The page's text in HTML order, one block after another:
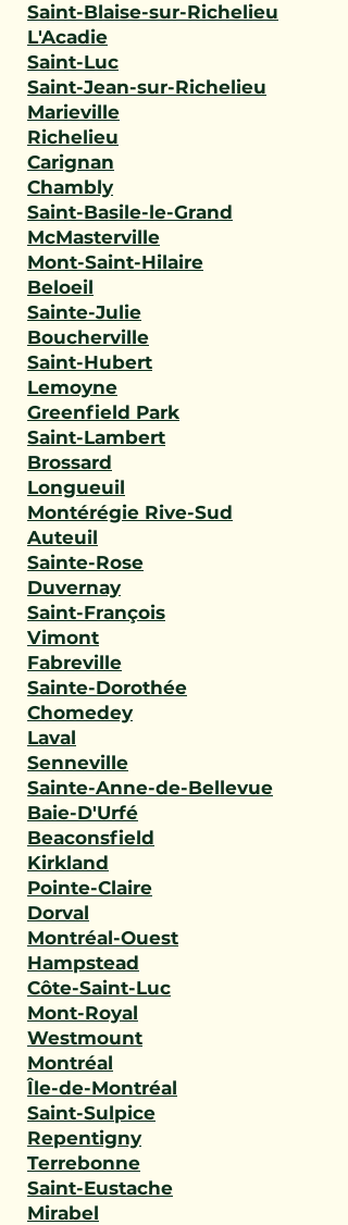
Saint-Blaise-sur-Richelieu
L'Acadie
Saint-Luc
Saint-Jean-sur-Richelieu
Marieville
Richelieu
Carignan
Chambly
Saint-Basile-le-Grand
McMasterville
Mont-Saint-Hilaire
Beloeil
Sainte-Julie
Boucherville
Saint-Hubert
Lemoyne
Greenfield Park
Saint-Lambert
Brossard
Longueuil
Montérégie Rive-Sud
Auteuil
Sainte-Rose
Duvernay
Saint-François
Vimont
Fabreville
Sainte-Dorothée
Chomedey
Laval
Senneville
Sainte-Anne-de-Bellevue
Baie-D'Urfé
Beaconsfield
Kirkland
Pointe-Claire
Dorval
Montréal-Ouest
Hampstead
Côte-Saint-Luc
Mont-Royal
Westmount
Montréal
Île-de-Montréal
Saint-Sulpice
Repentigny
Terrebonne
Saint-Eustache
Mirabel